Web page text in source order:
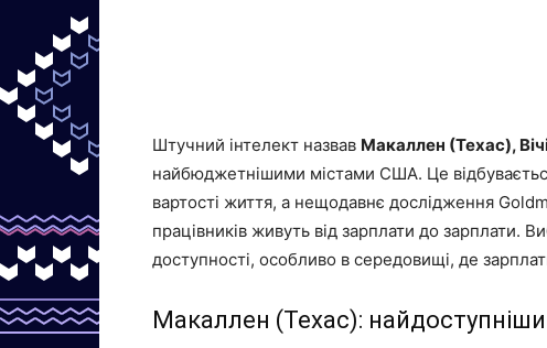
Штучний інтелект назвав Макаллен (Техас),
найбюджетнішими містами США. Це
вартості життя, а нещодавнє дослідження
працівників живуть від зарплати до зарплати.
доступності, особливо в середовищі, де
Макаллен (Техас):